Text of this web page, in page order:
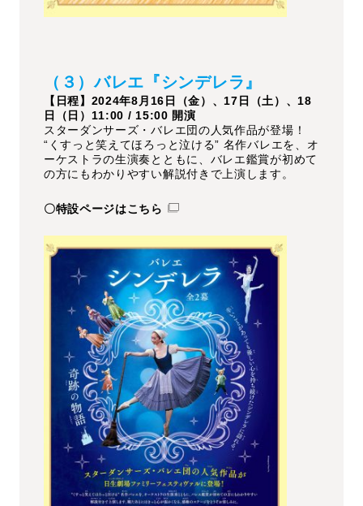
（３）バレエ『シンデレラ』
【日程】2024年8月16日（金）、17日（土）、18
日（日）11:00 / 15:00 開演
スターダンサーズ・バレエ団の人気作品が登場！
“くすっと笑えてほろっと泣ける” 名作バレエを、オ
ーケストラの生演奏とともに、バレエ鑑賞が初めて
の方にもわかりやすい解説付きで上演します。
〇特設ページはこちら